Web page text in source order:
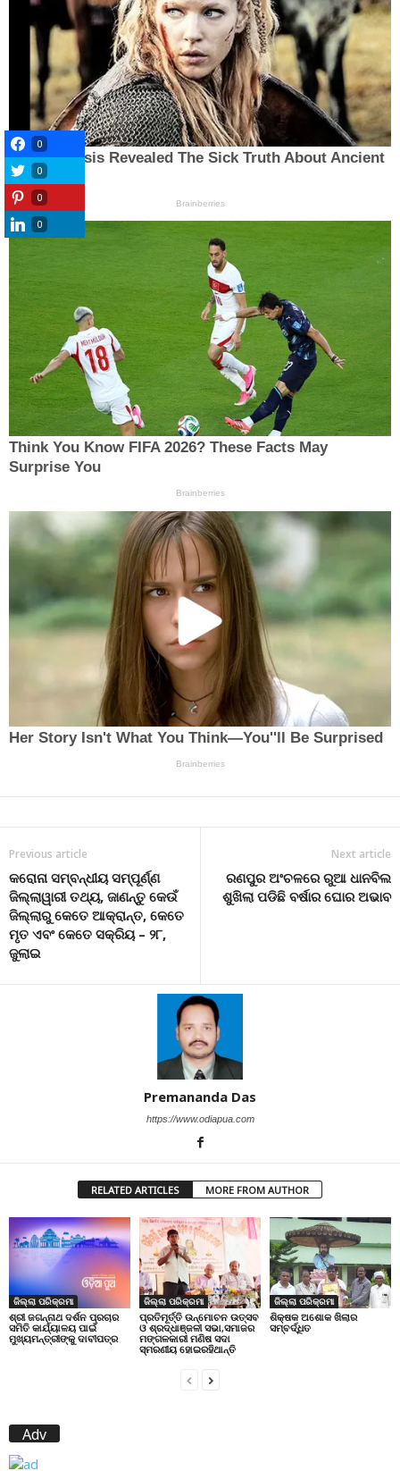
Previous article
କରୋନା ସମ୍ବନ୍ଧୀୟ ସମ୍ପୂର୍ଣ୍ଣ
ଜିଲ୍ଲାୱାରୀ ତଥ୍ୟ, ଜାଣନ୍ତୁ କେଉଁ
ଜିଲ୍ଲାରୁ କେତେ ଆକ୍ରାନ୍ତ, କେତେ
ମୃତ ଏବଂ କେତେ ସକ୍ରିୟ – ୨୮,
ଜୁଲାଇ
Next article
ରଣପୁର ଅଂଚଳରେ ରୁଆ ଧାନବିଲ
ଶୁଖିଲା ପଡିଛି ବର୍ଷାର ଘୋର ଅଭାବ
Premananda Das
https://www.odiapua.com
RELATED ARTICLES MORE FROM AUTHOR
ଜିଲ୍ଲା ପରିକ୍ରମା
ଶ୍ରୀ ଜଗନ୍ନାଥ ଦର୍ଶନ ପ୍ରଚାର
ସମିତି କାର୍ଯ୍ୟାଳୟ ପାଇଁ
ମୁଖ୍ୟମନ୍ତ୍ରୀଙ୍କୁ ଦାବୀପତ୍ର
ଜିଲ୍ଲା ପରିକ୍ରମା
ପ୍ରତିମୂର୍ତ୍ତି ଉନ୍ମୋଚନ ଉତ୍ସବ
ଓ ଶ୍ରଦ୍ଧାଞ୍ଜଳୀ ସଭା,ସମାଜର
ମଙ୍ଗଳକାରୀ ମଣିଷ ସଦା
ସ୍ମରଣୀୟ ହୋଇରହିଥାନ୍ତି
ଜିଲ୍ଲା ପରିକ୍ରମା
ଶିକ୍ଷକ ଅଶୋକ ଖିଲାର
ସମ୍ବର୍ଦ୍ଧିତ
Adv
0
0
0
0